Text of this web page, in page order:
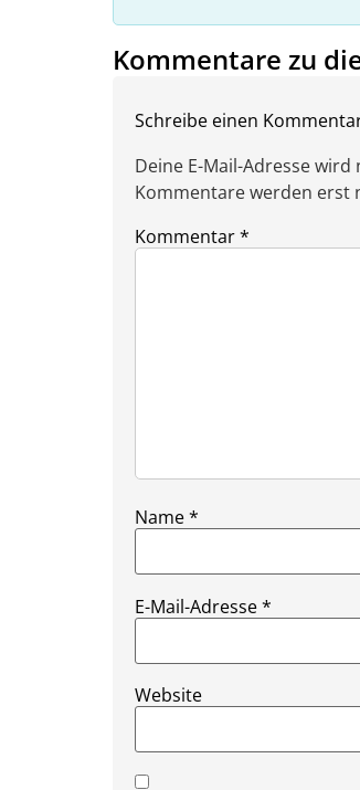
Kommentare zu
Schreibe einen
Deine E-Mail-Adresse
Kommentare werden erst
Kommentar*
Name*
E-Mail-Adresse*
Website